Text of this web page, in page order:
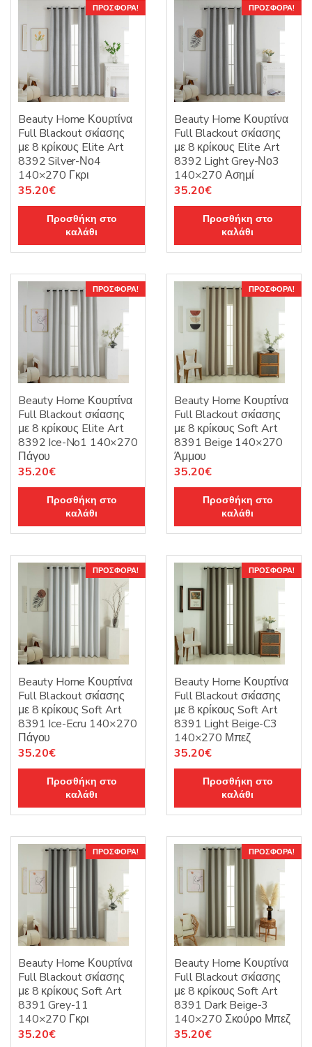
ΠΡΟΣΦΟΡΆ!
Beauty Home Κουρτίνα
Full Blackout σκίασης
με 8 κρίκους Elite Art
8392 Silver-Νο4
140×270 Γκρι
Original
price
35.20€Η
τρέχουσα
τιμή
είναι:
35.20€.
Προσθήκη στο
καλάθι
ΠΡΟΣΦΟΡΆ!
Beauty Home Κουρτίνα
Full Blackout σκίασης
με 8 κρίκους Elite Art
8392 Light Grey-Νο3
140×270 Ασημί
Original
price
35.20€Η
τρέχουσα
τιμή
είναι:
35.20€.
Προσθήκη στο
καλάθι
ΠΡΟΣΦΟΡΆ!
Beauty Home Κουρτίνα
Full Blackout σκίασης
με 8 κρίκους Elite Art
8392 Ice-No1 140×270
Πάγου
Original
price
35.20€Η
τρέχουσα
τιμή
είναι:
35.20€.
Προσθήκη στο
καλάθι
ΠΡΟΣΦΟΡΆ!
Beauty Home Κουρτίνα
Full Blackout σκίασης
με 8 κρίκους Soft Art
8391 Beige 140×270
Άμμου
Original
price
35.20€Η
τρέχουσα
τιμή
είναι:
35.20€.
Προσθήκη στο
καλάθι
ΠΡΟΣΦΟΡΆ!
Beauty Home Κουρτίνα
Full Blackout σκίασης
με 8 κρίκους Soft Art
8391 Ice-Ecru 140×270
Πάγου
Original
price
35.20€Η
τρέχουσα
τιμή
είναι:
35.20€.
Προσθήκη στο
καλάθι
ΠΡΟΣΦΟΡΆ!
Beauty Home Κουρτίνα
Full Blackout σκίασης
με 8 κρίκους Soft Art
8391 Light Beige-C3
140×270 Μπεζ
Original
price
35.20€Η
τρέχουσα
τιμή
είναι:
35.20€.
Προσθήκη στο
καλάθι
ΠΡΟΣΦΟΡΆ!
Beauty Home Κουρτίνα
Full Blackout σκίασης
με 8 κρίκους Soft Art
8391 Grey-11
140×270 Γκρι
Original
35.20€Η
ΠΡΟΣΦΟΡΆ!
Beauty Home Κουρτίνα
Full Blackout σκίασης
με 8 κρίκους Soft Art
8391 Dark Beige-3
140×270 Σκούρο Μπεζ
Original
35.20€Η